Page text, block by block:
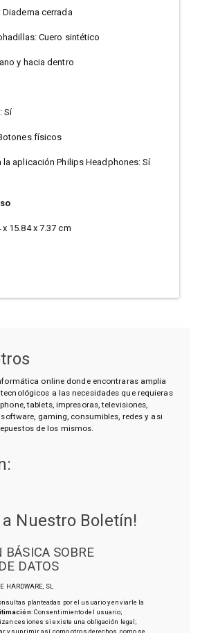
cerrada
Cuero sintético
y hacia dentro
Sí
físicos
aplicación Philips Headphones: Sí
15.84 x 7.37 cm
online donde encontraras amplia
a las necesidades que requieras
tablets, impresoras, televisiones,
gaming, consumibles, redes y asi
de los mismos.
a Nuestro Boletín!
SOBRE
DATOS
HARDWARE, SL
planteadas por el usuario y enviarle la
: Consentimiento del usuario;
cesiones si existe una obligación legal;
y suprimir, así como otros derechos, como se